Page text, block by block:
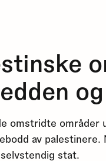
omstridte områder
av palestinere.
stat.